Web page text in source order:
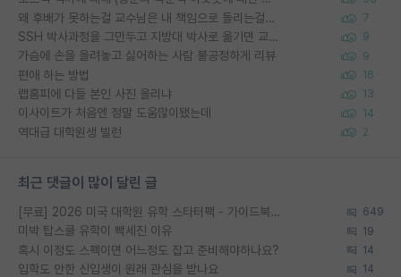
왜 후배가 못하는걸 교수님은 내 책임으로 돌리는걸까요? 7
SSH 박사과정을 그만두고 지방대 박사로 옮기면 교수의 꿈은 끝일까요? 9
가슴에 손을 올려놓고 싫어하는 사람 불공정하게 리뷰 9
편애 하는 방법 16
랩홈피에 다들 본인 사진 올리냐 13
이사이트가 처음엔 정말 도움많이됐는데 14
역대급 대학원생 빌런 2
최근 댓글이 많이 달린 글
[무료] 2026 미국 대학원 유학 스타터팩 - 가이드북 & 합격자 컨택메일 템플릿 649
미박 탑스쿨 유학이 빡세진 이유 19
혹시 이정도 스펙이면 어느정도 잡고 준비해야하나요? 14
입학도 안한 신입생이 원래 관심을 받나요 14